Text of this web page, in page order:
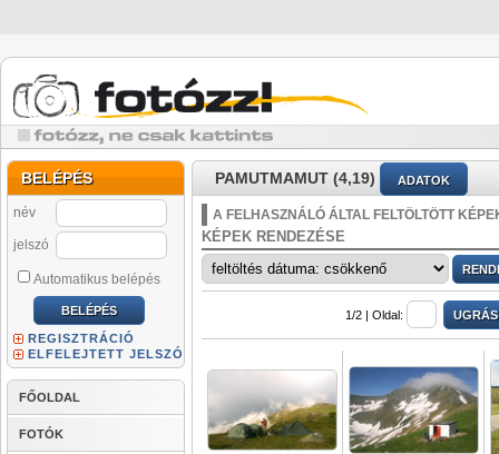
BELÉPÉS
név
jelszó
Automatikus belépés
REGISZTRÁCIÓ
ELFELEJTETT JELSZÓ
FŐOLDAL
FOTÓK
PAMUTMAMUT (4,19) ADATOK
A FELHASZNÁLÓ ÁLTAL FELTÖLTÖTT
KÉPEK RENDEZÉSE
1/2 | Oldal: